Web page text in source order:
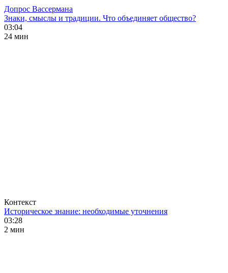
Допрос Вассермана
Знаки, смыслы и традиции. Что объединяет общество?
03:04
24 мин
Контекст
Историческое знание: необходимые уточнения
03:28
2 мин